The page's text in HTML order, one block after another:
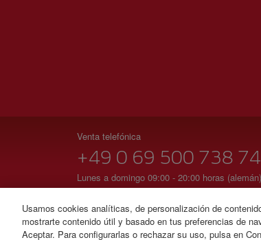
Venta telefónica
+49 0 69 500 738 74
Lunes a domingo 09:00 - 20:00 horas
© Iberia 2026
Usamos cookies analíticas, de personalización de
mostrarte contenido útil y basado en tus preferencias de
Aceptar. Para configurarlas o rechazar su uso, pulsa en